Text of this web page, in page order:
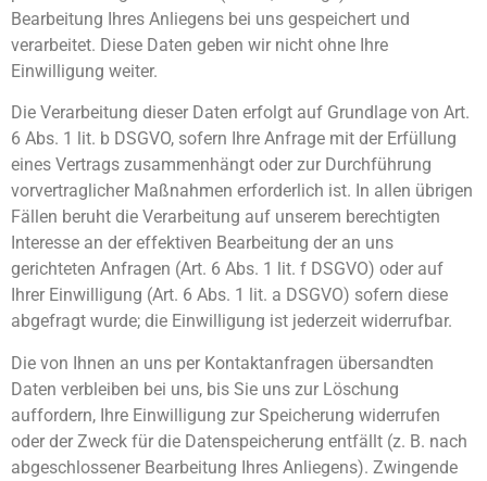
Bearbeitung Ihres Anliegens bei uns gespeichert und
verarbeitet. Diese Daten geben wir nicht ohne Ihre
Einwilligung weiter.
Die Verarbeitung dieser Daten erfolgt auf Grundlage von Art.
6 Abs. 1 lit. b DSGVO, sofern Ihre Anfrage mit der Erfüllung
eines Vertrags zusammenhängt oder zur Durchführung
vorvertraglicher Maßnahmen erforderlich ist. In allen übrigen
Fällen beruht die Verarbeitung auf unserem berechtigten
Interesse an der effektiven Bearbeitung der an uns
gerichteten Anfragen (Art. 6 Abs. 1 lit. f DSGVO) oder auf
Ihrer Einwilligung (Art. 6 Abs. 1 lit. a DSGVO) sofern diese
abgefragt wurde; die Einwilligung ist jederzeit widerrufbar.
Die von Ihnen an uns per Kontaktanfragen übersandten
Daten verbleiben bei uns, bis Sie uns zur Löschung
auffordern, Ihre Einwilligung zur Speicherung widerrufen
oder der Zweck für die Datenspeicherung entfällt (z. B. nach
abgeschlossener Bearbeitung Ihres Anliegens). Zwingende